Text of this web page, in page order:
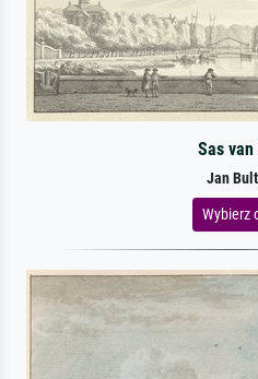
Sas van
Jan
Wybierz